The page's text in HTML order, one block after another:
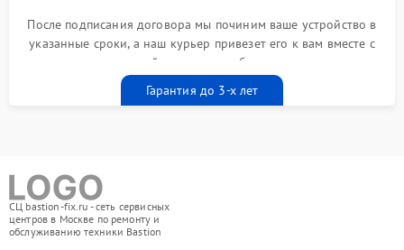
После подписания договора мы починим ваше устройство в
указанные сроки, а наш курьер привезет его к вам вместе с
гарантийным талоном бесплатно
Гарантия до 3-х лет
СЦ bastion-fix.ru - сеть сервисных
центров в Москве по ремонту и
обслуживанию техники Bastion